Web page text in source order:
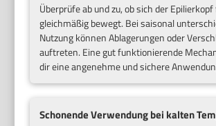
Überprüfe ab und zu, ob sich der
gleichmäßig bewegt. Bei saisonal
Nutzung können Ablagerungen oder
auftreten. Eine gut funktionierende
dir eine angenehme und sichere
Schonende Verwendung bei kalten